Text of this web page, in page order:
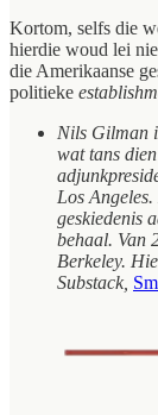
Kortom, selfs die
hierdie woud lei
die Amerikaanse
politieke
Nils Gilman
wat tans
Los
geskiedenis
behaal. Van
Berkeley.
Substack,